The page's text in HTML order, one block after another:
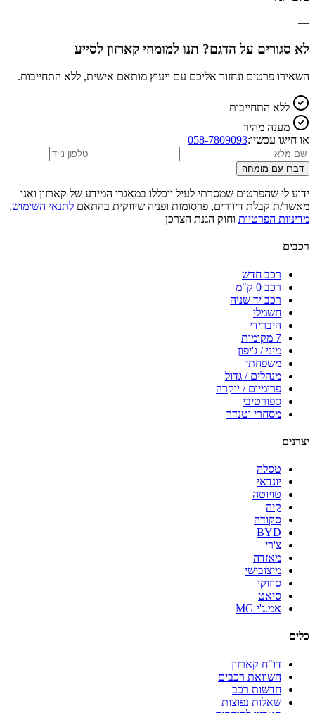
—
—
לא סגורים על הדגם? תנו למומחי קארזון לסייע
השאירו פרטים ונחזור אליכם עם ייעוץ מותאם אישית, ללא התחייבות.
ללא התחייבות
מענה מהיר
או חייגו עכשיו:058-7809093
דברו עם מומחה
ידוע לי שהפרטים שמסרתי לעיל ייכללו במאגרי המידע של קארזון ואני
מאשר/ת קבלת דיוורים, פרסומות ופניה שיווקית בהתאם לתנאי השימוש,
מדיניות הפרטיות וחוק הגנת הצרכן
רכבים
רכב חדש
רכב 0 ק"מ
רכב יד שניה
חשמלי
היברידי
7 מקומות
מיני / ג'יפון
משפחתי
מנהלים / גדול
פרימיום / יוקרה
ספורטיבי
מסחרי וטנדר
יצרנים
טסלה
יונדאי
טויוטה
קיה
סקודה
BYD
צ'רי
מאזדה
מיצובישי
סוזוקי
סיאט
אמ.ג'י MG
כלים
דו"ח קארזון
השוואת רכבים
חדשות רכב
שאלות נפוצות